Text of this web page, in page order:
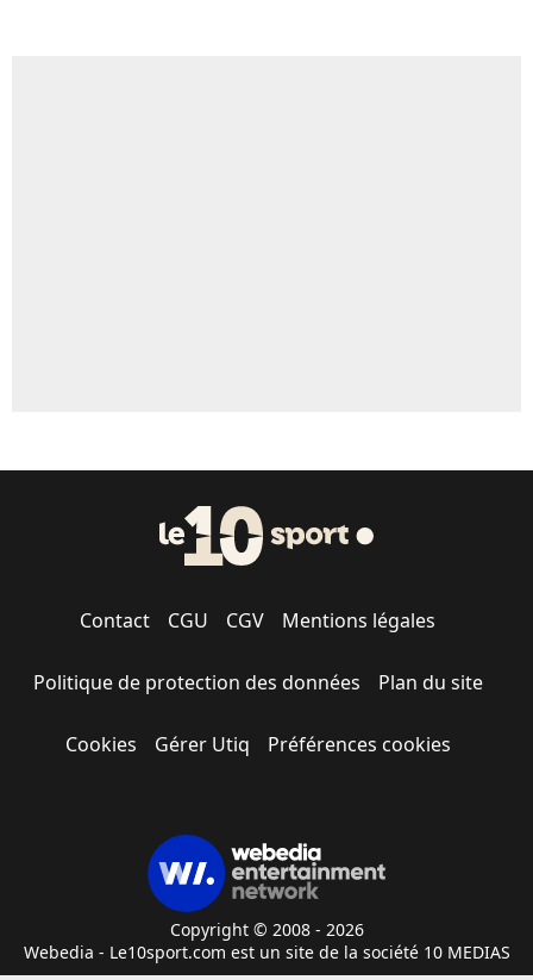
Contact CGU CGV Mentions légales
Politique de protection des données Plan du site
Cookies Gérer Utiq Préférences cookies
Copyright © 2008 - 2026
Webedia - Le10sport.com est un site de la société 10 MEDIAS